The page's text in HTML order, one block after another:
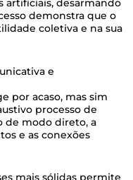
artificiais, desarmando
demonstra que o
coletiva e na sua
e
por acaso, mas sim
processo de
de modo direto, a
e as conexões